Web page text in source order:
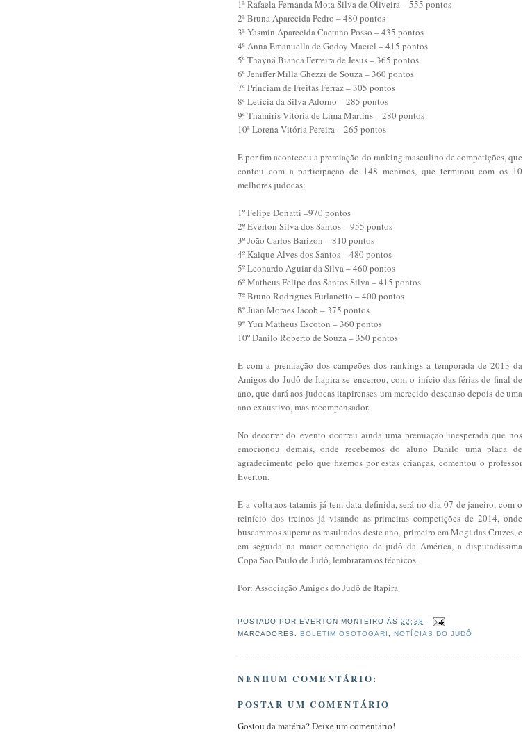
1ª Rafaela Fernanda Mota Silva de Oliveira – 555 pontos
2ª Bruna Aparecida Pedro – 480 pontos
3ª Yasmin Aparecida Caetano Posso – 435 pontos
4ª Anna Emanuella de Godoy Maciel – 415 pontos
5ª Thayná Bianca Ferreira de Jesus – 365 pontos
6ª Jeniffer Milla Ghezzi de Souza – 360 pontos
7ª Princiam de Freitas Ferraz – 305 pontos
8ª Letícia da Silva Adorno – 285 pontos
9ª Thamiris Vitória de Lima Martins – 280 pontos
10ª Lorena Vitória Pereira – 265 pontos
E por fim aconteceu a premiação do ranking masculino de competições, que
contou com a participação de 148 meninos, que terminou com os 10
melhores judocas:
1º Felipe Donatti –970 pontos
2º Everton Silva dos Santos – 955 pontos
3º João Carlos Barizon – 810 pontos
4º Kaique Alves dos Santos – 480 pontos
5º Leonardo Aguiar da Silva – 460 pontos
6º Matheus Felipe dos Santos Silva – 415 pontos
7º Bruno Rodrigues Furlanetto – 400 pontos
8º Juan Moraes Jacob – 375 pontos
9º Yuri Matheus Escoton – 360 pontos
10º Danilo Roberto de Souza – 350 pontos
E com a premiação dos campeões dos rankings a temporada de 2013 da
Amigos do Judô de Itapira se encerrou, com o início das férias de final de
ano, que dará aos judocas itapirenses um merecido descanso depois de uma
ano exaustivo, mas recompensador.
No decorrer do evento ocorreu ainda uma premiação inesperada que nos
emocionou demais, onde recebemos do aluno Danilo uma placa de
agradecimento pelo que fizemos por estas crianças, comentou o professor
Everton.
E a volta aos tatamis já tem data definida, será no dia 07 de janeiro, com o
reinício dos treinos já visando as primeiras competições de 2014, onde
buscaremos superar os resultados deste ano, primeiro em Mogi das Cruzes, e
em seguida na maior competição de judô da América, a disputadíssima
Copa São Paulo de Judô, lembraram os técnicos.
Por: Associação Amigos do Judô de Itapira
POSTADO POR EVERTON MONTEIRO ÀS22:38
MARCADORES:BOLETIM OSOTOGARI ,NOTÍCIAS DO JUDÔ
NENHUM COMENTÁRIO:
POSTAR UM COMENTÁRIO
Gostou da matéria? Deixe um comentário!